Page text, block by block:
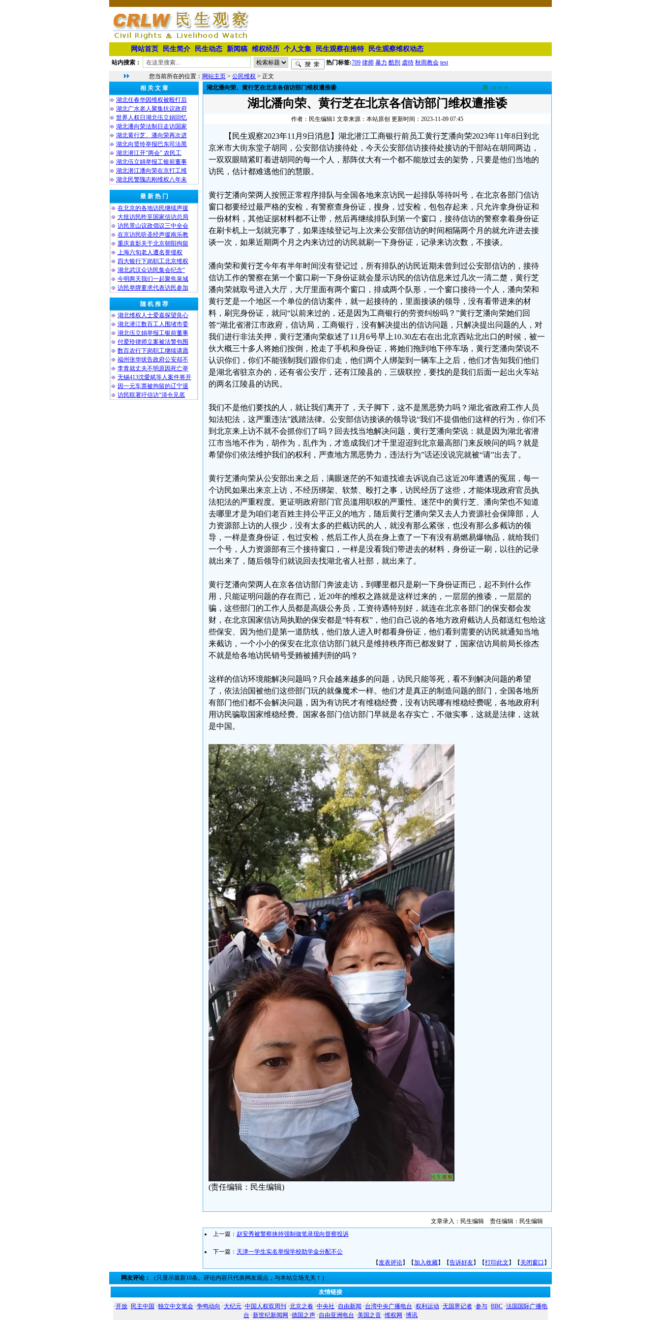
网站首页 民生简介 民生动态 新闻稿 维权经历 个人文集 民生观察在推特 民生观察维权动态
站内搜索： 热门标签:709 律师 暴力 酷刑 虐待 秋雨教会 test
您当前所在的位置： 网站主页 > 公民维权 > 正文
相 关 文 章
湖北任春华因维权被殴打后
湖北广水老人聚集抗议政府
世界人权日湖北伍立娟回忆
湖北潘向荣法制日走访国家
湖北黄行芝、潘向荣再次进
湖北向贤玲举报巴东司法黑
湖北潜江开“两会” 农民工
湖北伍立娟举报工银前董事
湖北潜江潘向荣在京打工维
湖北民警隗志刚维权八年未
最 新 热 门
在北京的各地访民继续声援
大批访民昨至国家信访总局
访民景山议政倡议三中全会
在京访民听圣经声援南乐教
重庆袁影关于北京朝阳拘留
上海六旬老人遭名誉侵权
四大银行下岗职工北京维权
湖北武汉众访民集会纪念“
今明两天我们一起聚焦泉城
访民举牌要求代表访民参加
随 机 推 荐
湖北维权人士爱嘉探望良心
湖北潜江数百工人围堵市委
湖北伍立娟举报工银前董事
付爱玲律师立案被法警包围
数百农行下岗职工继续请愿
福州张华状告政府公安却不
李青就丈夫不明原因死亡举
无锡413沈愛斌等人案件将开
因一元车票被拘留的辽宁退
访民联署吁信访“清仓见底
湖北潘向荣、黄行芝在北京各信访部门维权遭推诿 荐 ★★★
湖北潘向荣、黄行芝在北京各信访部门维权遭推诿
作者：民生编辑1 文章来源：本站原创 更新时间：2023-11-09 07:45
【民生观察2023年11月9日消息】湖北潜江工商银行前员工黄行芝潘向荣2023年11年8日到北
京米市大街东堂子胡同，公安部信访接待处，今天公安部信访接待处接访的干部站在胡同两边，
一双双眼睛紧盯着进胡同的每一个人，那阵仗大有一个都不能放过去的架势，只要是他们当地的
访民，估计都难逃他们的慧眼。
黄行芝潘向荣两人按照正常程序排队与全国各地来京访民一起排队等待叫号，在北京各部门信访
窗口都要经过最严格的安检，有警察查身份证，搜身，过安检，包包存起来，只允许拿身份证和
一份材料，其他证据材料都不让带，然后再继续排队到第一个窗口，接待信访的警察拿着身份证
在刷卡机上一划就完事了，如果连续登记与上次来公安部信访的时间相隔两个月的就允许进去接
谈一次，如果近期两个月之内来访过的访民就刷一下身份证，记录来访次数，不接谈。
潘向荣和黄行芝今年有半年时间没有登记过，所有排队的访民近期未曾到过公安部信访的，接待
信访工作的警察在第一个窗口刷一下身份证就会显示访民的信访信息来过几次一清二楚，黄行芝
潘向荣就取号进入大厅，大厅里面有两个窗口，排成两个队形，一个窗口接待一个人，潘向荣和
黄行芝是一个地区一个单位的信访案件，就一起接待的，里面接谈的领导，没有看带进来的材
料，刷完身份证，就问“以前来过的，还是因为工商银行的劳资纠纷吗？”黄行芝潘向荣她们回
答“湖北省潜江市政府，信访局，工商银行，没有解决提出的信访问题，只解决提出问题的人，对
我们进行非法关押，黄行芝潘向荣叙述了11月6号早上10.30左右在出北京西站北出口的时候，被一
伙大概三十多人将她们按倒，抢走了手机和身份证，将她们拖到地下停车场，黄行芝潘向荣说不
认识你们，你们不能强制我们跟你们走，他们两个人绑架到一辆车上之后，他们才告知我们他们
是湖北省驻京办的，还有省公安厅，还有江陵县的，三级联控，要找的是我们后面一起出火车站
的两名江陵县的访民。
我们不是他们要找的人，就让我们离开了，天子脚下，这不是黑恶势力吗？湖北省政府工作人员
知法犯法，这严重违法”践踏法律。公安部信访接谈的领导说“我们不提倡他们这样的行为，你们不
到北京来上访不就不会抓你们了吗？回去找当地解决问题，黄行芝潘向荣说：就是因为湖北省潜
江市当地不作为，胡作为，乱作为，才造成我们才千里迢迢到北京最高部门来反映问的吗？就是
希望你们依法维护我们的权利，严查地方黑恶势力，违法行为”话还没说完就被“请”出去了。
黄行芝潘向荣从公安部出来之后，满眼迷茫的不知道找谁去诉说自己这近20年遭遇的冤屈，每一
个访民如果出来京上访，不经历绑架、软禁、殴打之事，访民经历了这些，才能体现政府官员执
法犯法的严重程度。更证明政府部门官员滥用职权的严重性。迷茫中的黄行芝、潘向荣也不知道
去哪里才是为咱们老百姓主持公平正义的地方，随后黄行芝潘向荣又去人力资源社会保障部，人
力资源部上访的人很少，没有太多的拦截访民的人，就没有那么紧张，也没有那么多截访的领
导，一样是查身份证，包过安检，然后工作人员在身上查了一下有没有易燃易爆物品，就给我们
一个号，人力资源部有三个接待窗口，一样是没看我们带进去的材料，身份证一刷，以往的记录
就出来了，随后领导们就说回去找湖北省人社部，就出来了。
黄行芝潘向荣两人在京各信访部门奔波走访，到哪里都只是刷一下身份证而已，起不到什么作
用，只能证明问题的存在而已，近20年的维权之路就是这样过来的，一层层的推诿，一层层的
骗，这些部门的工作人员都是高级公务员，工资待遇特别好，就连在北京各部门的保安都会发
财，在北京国家信访局执勤的保安都是“特有权”，他们自己说的各地方政府截访人员都送红包给这
些保安、因为他们是第一道防线，他们放人进入时都看身份证，他们看到需要的访民就通知当地
来截访，一个小小的保安在北京信访部门就只是维持秩序而已都发财了，国家信访局前局长徐杰
不就是给各地访民销号受贿被捕判刑的吗？
这样的信访环境能解决问题吗？只会越来越多的问题，访民只能等死，看不到解决问题的希望
了，依法治国被他们这些部门玩的就像魔术一样。他们才是真正的制造问题的部门，全国各地所
有部门他们都不会解决问题，因为有访民才有维稳经费，没有访民哪有维稳经费呢，各地政府利
用访民骗取国家维稳经费。国家各部门信访部门早就是名存实亡，不做实事，这就是法律，这就
是中国。
(责任编辑：民生编辑)
文章录入：民生编辑 责任编辑：民生编辑
上一篇： 赵安秀被警察挟持强制做笔录现向督察投诉
下一篇： 天津一学生实名举报学校助学金分配不公
【发表评论】【加入收藏】【告诉好友】【打印此文 】【 关闭窗口 】
网友评论： （只显示最新10条。评论内容只代表网友观点，与本站立场无关！）
友情链接
·开放 · 民主中国 ·独立中文笔会 ·争鸣动向 ·大纪元 ·中国人权双周刊 ·北京之春 ·中央社 ·自由新闻 ·台湾中央广播电台 ·权利运动 ·无国界记者 ·参与 ·BBC ·法国国际广播电
台 ·新世纪新闻网 ·德国之声 ·自由亚洲电台 ·美国之音 ·维权网 ·博讯